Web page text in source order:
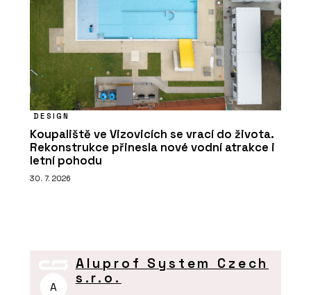
DESIGN
Koupaliště ve Vizovicích se vrací do života.
Rekonstrukce přinesla nové vodní atrakce i
letní pohodu
30. 7. 2026
A
Aluprof System Czech
s.r.o.